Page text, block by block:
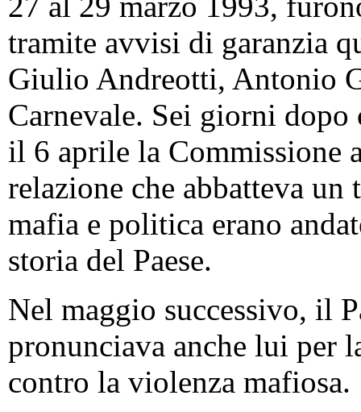
tramite avvisi di garanzia
Giulio Andreotti, Antonio
Carnevale. Sei giorni dopo
il 6 aprile la Commissione
relazione che abbatteva un
mafia e politica erano
storia del Paese.
Nel maggio successivo, il
pronunciava anche lui per
contro la violenza mafiosa.